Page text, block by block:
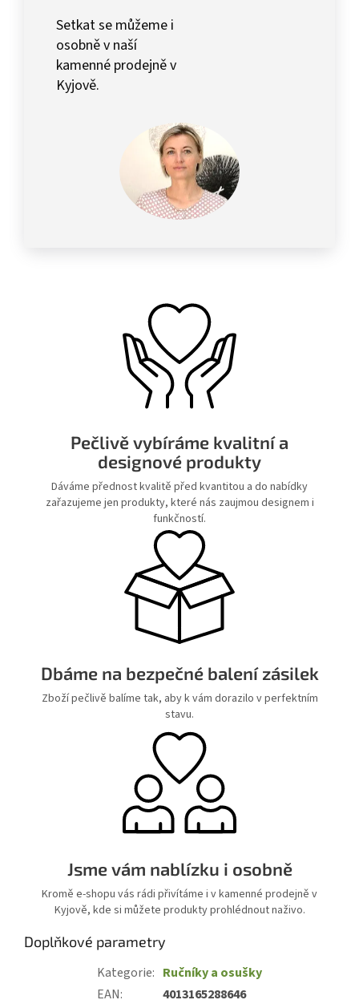
Setkat se můžeme i
osobně v naší
kamenné prodejně v
Kyjově.
Pečlivě vybíráme kvalitní a
designové produkty
Dáváme přednost kvalitě před kvantitou a do nabídky
zařazujeme jen produkty, které nás zaujmou designem i
funkčností.
Dbáme na bezpečné balení zásilek
Zboží pečlivě balíme tak, aby k vám dorazilo v perfektním
stavu.
Jsme vám nablízku i osobně
Kromě e-shopu vás rádi přivítáme i v kamenné prodejně v
Kyjově, kde si můžete produkty prohlédnout naživo.
Doplňkové parametry
Kategorie: Ručníky a osušky
EAN:
4013165288646